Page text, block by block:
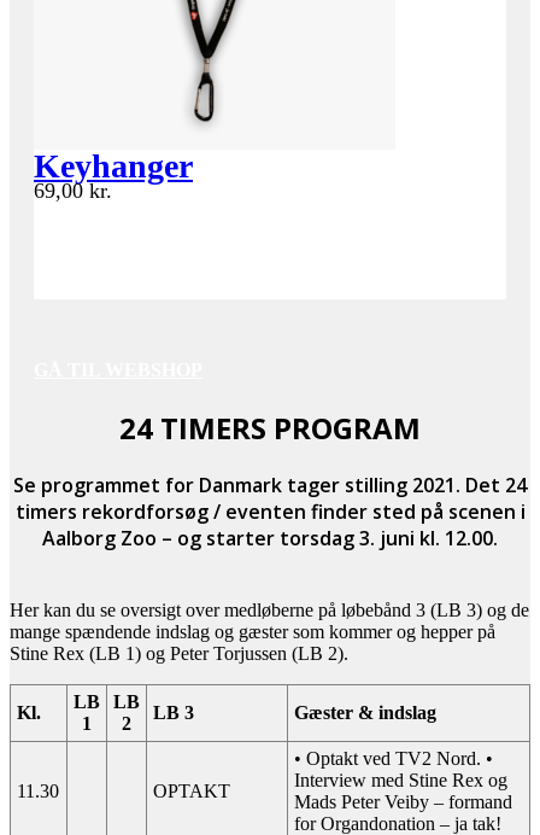
Keyhanger
69,00kr.
24 TIMERS PROGRAM
Se programmet for Danmark tager stilling 2021. Det 24
timers rekordforsøg / eventen finder sted på scenen i
Aalborg Zoo – og starter torsdag 3. juni kl. 12.00.
Her kan du se oversigt over medløberne på løbebånd 3 (LB 3) og de
mange spændende indslag og gæster som kommer og hepper på
Stine Rex (LB 1) og Peter Torjussen (LB 2).
Kl.
LB
1
LB
2
LB 3 Gæster & indslag
11.30 OPTAKT
• Optakt ved TV2 Nord. •
Interview med Stine Rex og
Mads Peter Veiby – formand
for Organdonation – ja tak!